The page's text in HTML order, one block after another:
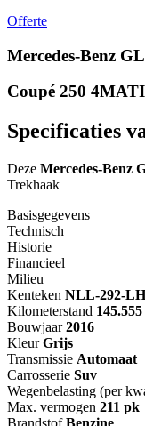
Offerte
Mercedes-Benz
Coupé 250
Specificaties
Deze Mercedes-Benz
Trekhaak
Basisgegevens
Technisch
Historie
Financieel
Milieu
Kenteken NLL-292-LH
Kilometerstand
Bouwjaar 2016
Kleur Grijs
Transmissie Automaat
Carrosserie Suv
Wegenbelasting (per
Max. vermogen 211 pk